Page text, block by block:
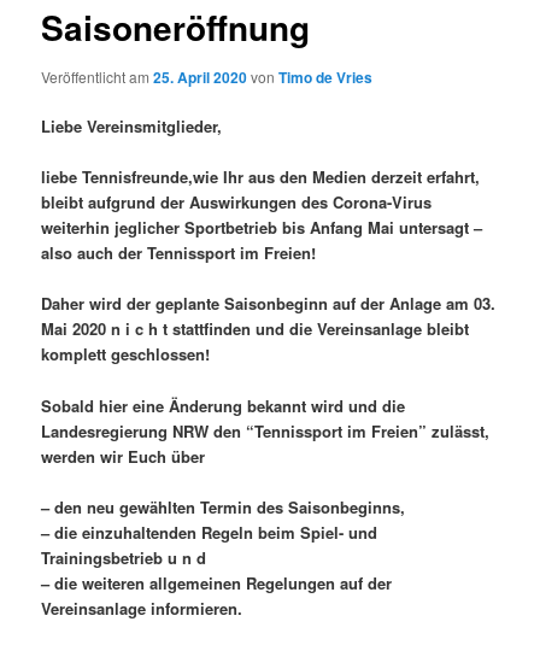
Saisoneröffnung
Veröffentlicht am25. April 2020vonTimo de Vries
Liebe Vereinsmitglieder,
liebe Tennisfreunde,wie Ihr aus den Medien derzeit erfahrt,
bleibt aufgrund der Auswirkungen des Corona-Virus
weiterhin jeglicher Sportbetrieb bis Anfang Mai untersagt –
also auch der Tennissport im Freien!
Daher wird der geplante Saisonbeginn auf der Anlage am 03.
Mai 2020 n i c h t stattfinden und die Vereinsanlage bleibt
komplett geschlossen!
Sobald hier eine Änderung bekannt wird und die
Landesregierung NRW den “Tennissport im Freien” zulässt,
werden wir Euch über
– den neu gewählten Termin des Saisonbeginns,
– die einzuhaltenden Regeln beim Spiel- und
Trainingsbetrieb u n d
– die weiteren allgemeinen Regelungen auf der
Vereinsanlage informieren.